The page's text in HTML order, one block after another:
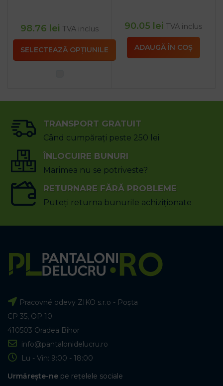
98.76 lei TVA inclus
SELECTEAZĂ OPȚIUNILE
90.05 lei TVA inclus
ADAUGĂ ÎN COȘ
TRANSPORT GRATUIT
Când cumpărați peste 250 lei
ÎNLOCUIRE BUNURI
Marimea nu se potriveste?
RETURNARE FĂRĂ PROBLEME
Puteți returna bunurile achiziționate
Pracovné odevy ZIKO s.r.o - Poșta
CP 35, OP 10
410503 Oradea Bihor
info@pantalonidelucru.ro
Lu - Vin: 9:00 - 18:00
Urmărește-ne pe rețelele sociale